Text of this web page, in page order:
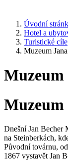
Úvodní
Hotel a
Turistické cíle
Muzeum
Muzeum
Muzeum
Dnešní Jan Becher
na Steinberkách,
Původní továrnu,
1867 vystavět Jan